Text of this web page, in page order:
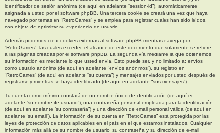
identificador de sesión anónima (de aquí en adelante “session-id”), automáticamente
asignada a usted por el software phpBB. Una tercera cookie se creará una vez que haya
navegado por temas en “RetroGames” y se emplea para registrar cuales han sido leídos,
con objeto de optimizar su experiencia de usuario.
Además podemos crear cookies externas al software phpBB mientras navega por
“RetroGames”, las cuales exceden el alcance de este documento que solamente se refiere
a las páginas creadas por el software phpBB. La segunda vía mediante la que obtenemos
su información es mediante lo que usted envía. Esto puede ser, y no limitado a: envíos
como usuario anónimo (de aquí en adelante “envíos anónimos”), su registro en
“RetroGames” (de aquí en adelante “su cuenta”) y mensajes enviados por usted después de
registrarse y mientras se haya identificado (de aquí en adelante “sus mensajes”).
Tu cuenta como mínimo constará de un nombre único de identificación (de aquí en
adelante “su nombre de usuario”), una contraseña personal empleada para la identificación
(de aquí en adelante “su contraseña”) y una dirección de email personal válida (de aquí en
adelante “su email”). La información de su cuenta en “RetroGames” está protegida por las
leyes de protección de datos aplicables en el país en el que estamos instalados. Cualquier
información más allá de su nombre de usuario, su contraseña y su dirección de e-mail